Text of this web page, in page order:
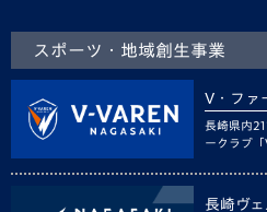
スポーツ・地域創生事業
V・ファ
長崎県内
ークラブ「
長崎ヴェ